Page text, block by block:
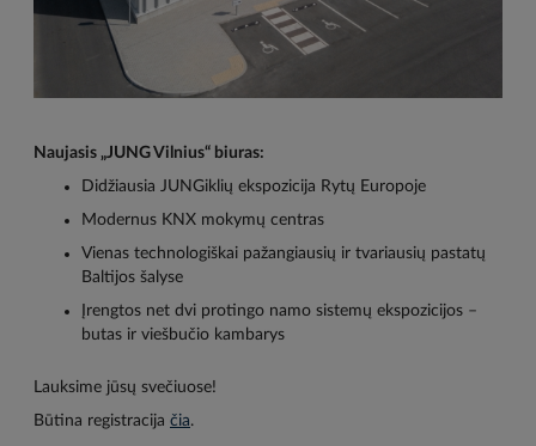
Naujasis „JUNG Vilnius“ biuras:
Didžiausia JUNGiklių ekspozicija Rytų Europoje
Modernus KNX mokymų centras
Vienas technologiškai pažangiausių ir tvariausių pastatų
Baltijos šalyse
Įrengtos net dvi protingo namo sistemų ekspozicijos –
butas ir viešbučio kambarys
Lauksime jūsų svečiuose!
Būtina registracija čia.